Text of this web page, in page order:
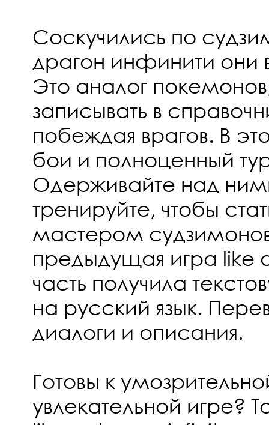
Соскучились по
драгон инфинити они
Это аналог
записывать в
побеждая врагов. В
бои и полноценный
Одерживайте над
тренируйте, чтобы
мастером
предыдущая игра like
часть получила
на русский язык.
диалоги и описания.
Готовы к
увлекательной игре?